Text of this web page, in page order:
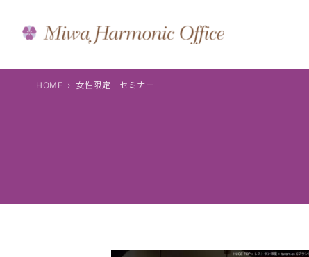
ス
HOME 女性限定 セミナー